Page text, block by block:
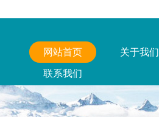
网站首页 关于我们
联系我们